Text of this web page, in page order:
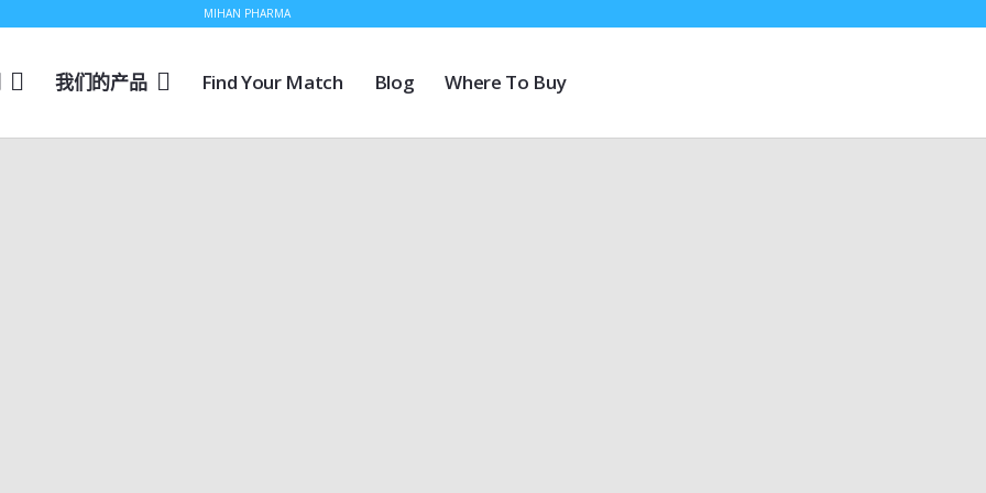
MIHAN PHARMA
我们的产品 Find Your Match Blog Where To Buy